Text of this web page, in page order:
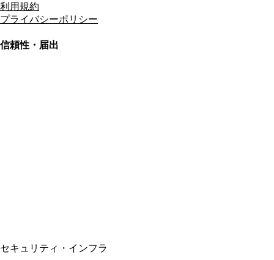
利用規約
プライバシーポリシー
信頼性・届出
セキュリティ・インフラ